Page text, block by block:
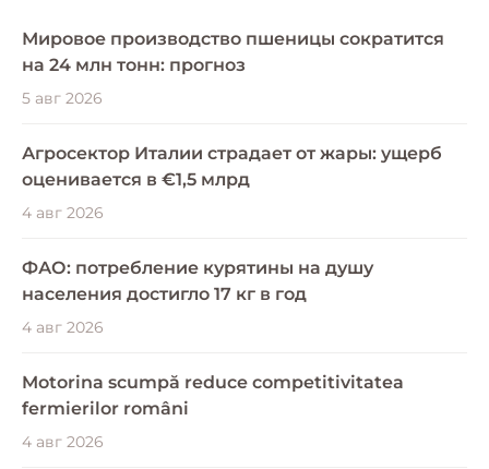
Мировое производство пшеницы сократится
на 24 млн тонн: прогноз
5 авг 2026
Агросектор Италии страдает от жары: ущерб
оценивается в €1,5 млрд
4 авг 2026
ФАО: потребление курятины на душу
населения достигло 17 кг в год
4 авг 2026
Motorina scumpă reduce competitivitatea
fermierilor români
4 авг 2026